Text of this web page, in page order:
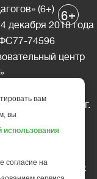
(6+)
декабря 2018 года
74596
центр
Карелия, г.
д.10, офис 211
10-45
только c
6+
вам
вы
использования
согласие на